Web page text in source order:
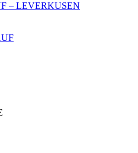
– LEVERKUSEN